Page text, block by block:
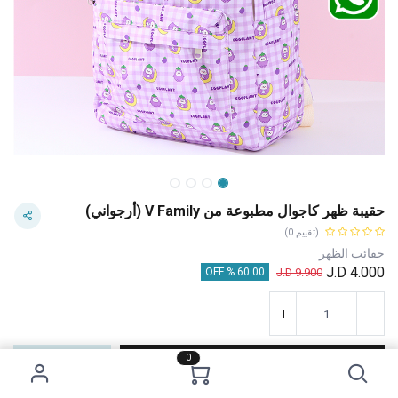
0
حقيبة ظهر كاجوال مطبوعة من V Family (أرجواني)
(تقييم 0)
حقائب الظهر
4.000
9.900
J.D
60.00 % OFF
إضافة إلى عربة التسوق اشترِ الآن